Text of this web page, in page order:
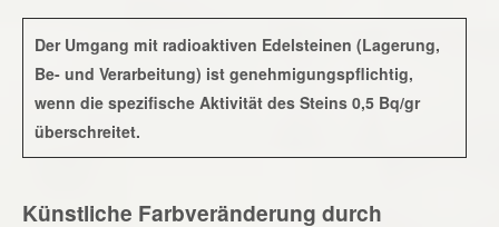
Der Umgang mit radioaktiven Edelsteinen (Lagerung,
Be- und Verarbeitung) ist genehmigungspflichtig,
wenn die spezifische Aktivität des Steins 0,5 Bq/gr
überschreitet.
Künstliche Farbveränderung durch